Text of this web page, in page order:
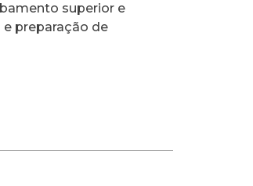
superior e
preparação de